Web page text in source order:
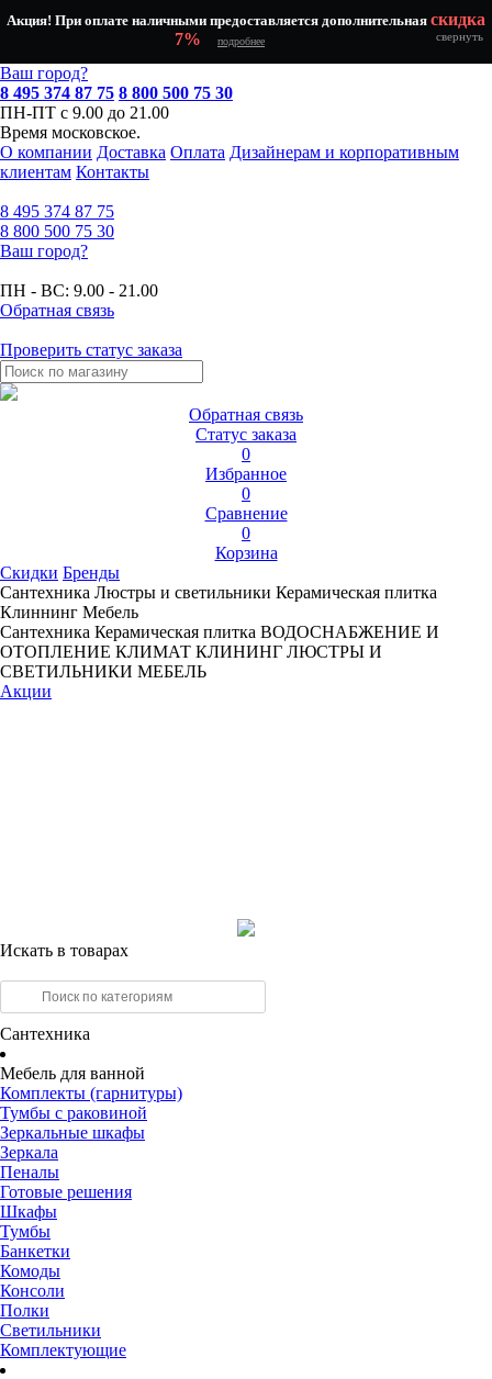
Акция! При оплате наличными предоставляется дополнительная скидка
7%
подробнее свернуть
Ваш город?
8 495 374 87 75 8 800 500 75 30
ПН-ПТ с 9.00 до 21.00
Время московское.
О компании Доставка Оплата Дизайнерам и корпоративным
клиентам Контакты
8 495 374 87 75
8 800 500 75 30
Ваш город?
ПН - ВС: 9.00 - 21.00
Обратная связь
Проверить статус заказа
Обратная связь
Статус заказа
0
Избранное
0
Сравнение
0
Корзина
Скидки Бренды
Сантехника Люстры и светильники Керамическая плитка
Клиннинг Мебель
Сантехника Керамическая плитка ВОДОСНАБЖЕНИЕ И
ОТОПЛЕНИЕ КЛИМАТ КЛИНИНГ ЛЮСТРЫ И
СВЕТИЛЬНИКИ МЕБЕЛЬ
Акции
Искать в товарах
Сантехника
Мебель для ванной
Комплекты (гарнитуры)
Тумбы с раковиной
Зеркальные шкафы
Зеркала
Пеналы
Готовые решения
Шкафы
Тумбы
Банкетки
Комоды
Консоли
Полки
Светильники
Комплектующие